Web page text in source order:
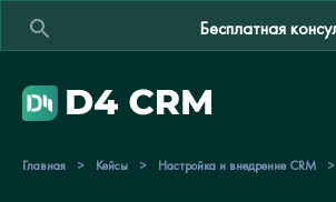
Бесплатная
Главная > Кейсы > Настройка и внедрение CRM >